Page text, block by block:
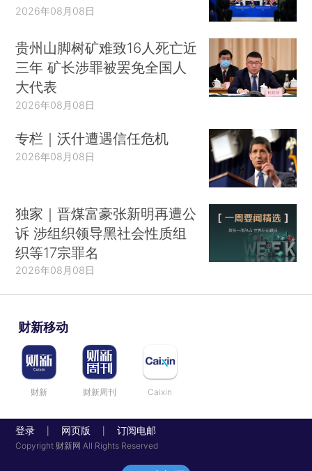
2026年08月08日
贵州山脚树矿难致16人死亡近
三年 矿长涉罪被罢免全国人
大代表
2026年08月08日
专栏｜沃什遭遇信任危机
2026年08月08日
独家｜晋煤富豪张新明再遭公
诉 涉组织领导黑社会性质组
织等17宗罪名
2026年08月08日
财新移动
财新 财新周刊 Caixin
登录 网页版 订阅电邮
Copyright 财新网 All Rights Reserved